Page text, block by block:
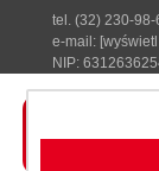
tel. (32) 230-98-
e-mail:
NIP: